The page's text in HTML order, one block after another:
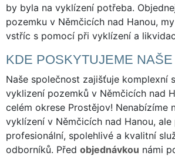
by byla na vyklízení potřeba.
pozemku v Němčicích nad Hanou,
vstříc s pomocí při vyklízení a
KDE POSKYTUJEME
Naše společnost zajišťuje komplexní
vyklizení pozemků v Němčicích nad
celém okrese Prostějov! Nenabízíme
vyklízení v Němčicích nad Hanou,
profesionální, spolehlivé a kvalitní
odborníků. Před objednávkou námi